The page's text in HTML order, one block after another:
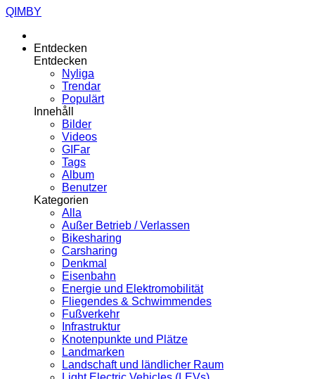
QIMBY
Entdecken
Entdecken
Nyliga
Trendar
Populärt
Innehåll
Bilder
Videos
GIFar
Tags
Album
Benutzer
Kategorien
Alla
Außer Betrieb / Verlassen
Bikesharing
Carsharing
Denkmal
Eisenbahn
Energie und Elektromobilität
Fliegendes & Schwimmendes
Fußverkehr
Infrastruktur
Knotenpunkte und Plätze
Landmarken
Landschaft und ländlicher Raum